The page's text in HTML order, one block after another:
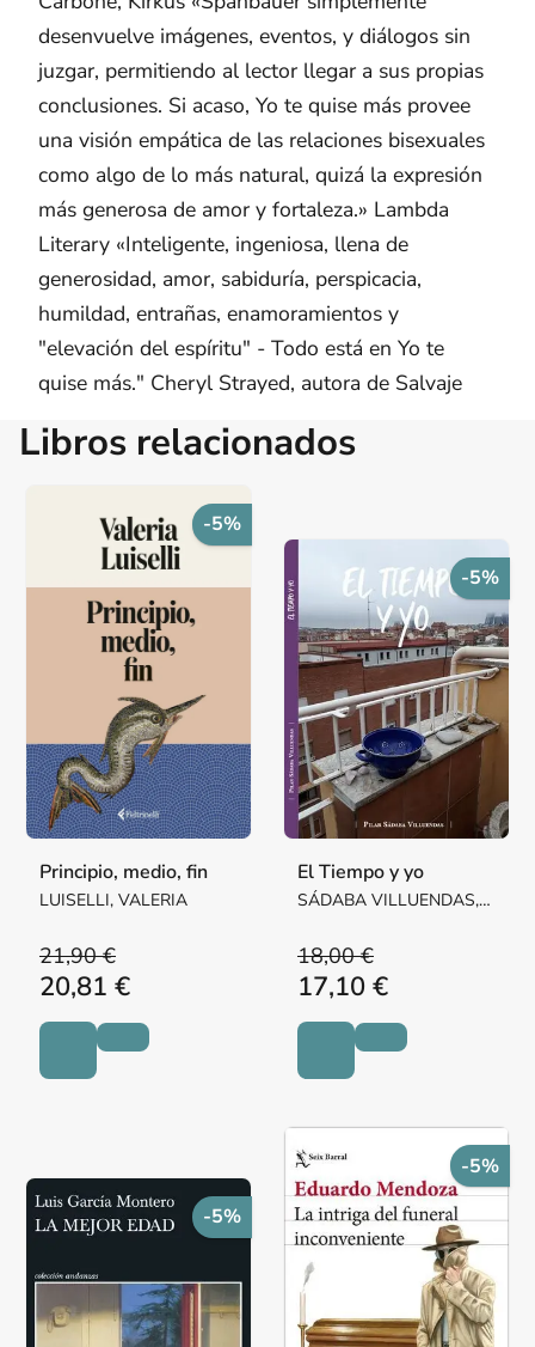
desenvuelve imágenes, eventos, y diálogos sin
juzgar, permitiendo al lector llegar a sus propias
conclusiones. Si acaso, Yo te quise más provee
una visión empática de las relaciones bisexuales
como algo de lo más natural, quizá la expresión
más generosa de amor y fortaleza.» Lambda
Literary «Inteligente, ingeniosa, llena de
generosidad, amor, sabiduría, perspicacia,
humildad, entrañas, enamoramientos y
"elevación del espíritu" - Todo está en Yo te
quise más." Cheryl Strayed, autora de Salvaje
Libros relacionados
-5%
Principio, medio, fin
LUISELLI, VALERIA
21,90 €
20,81 €
-5%
El Tiempo y yo
SÁDABA VILLUENDAS,
18,00 €
17,10 €
-5%
-5%